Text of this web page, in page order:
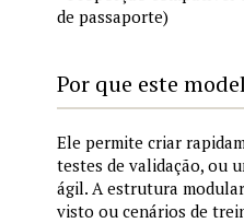
de passaporte)
Por que este
Ele permite criar
testes de validação, ou
ágil. A estrutura
visto ou cenários de